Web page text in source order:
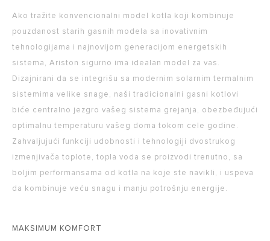
Ako tražite konvencionalni model kotla koji kombinuje
pouzdanost starih gasnih modela sa inovativnim
tehnologijama i najnovijom generacijom energetskih
sistema, Ariston sigurno ima idealan model za vas.
Dizajnirani da se integrišu sa modernim solarnim termalnim
sistemima velike snage, naši tradicionalni gasni kotlovi
biće centralno jezgro vašeg sistema grejanja, obezbeđujući
optimalnu temperaturu vašeg doma tokom cele godine.
Zahvaljujući funkciji udobnosti i tehnologiji dvostrukog
izmenjivača toplote, topla voda se proizvodi trenutno, sa
boljim performansama od kotla na koje ste navikli, i uspeva
da kombinuje veću snagu i manju potrošnju energije.
MAKSIMUM KOMFORT